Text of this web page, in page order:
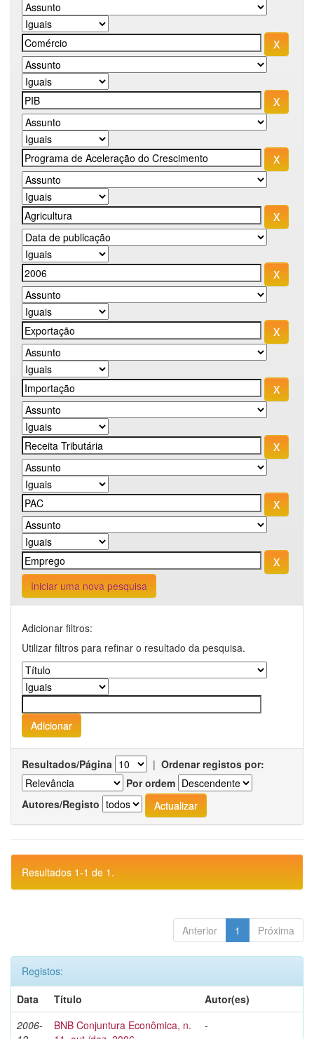
Iniciar uma nova pesquisa
Adicionar filtros:
Utilizar filtros para refinar o resultado da pesquisa.
Resultados/Página | Ordenar registos por:
Por ordem
Autores/Registo
Resultados 1-1 de 1.
Anterior 1 Próxima
Registos:
Data
Título
Autor(es)
2006-
BNB Conjuntura Econômica, n.
-